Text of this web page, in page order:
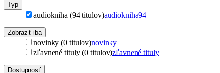
Typ
audiokniha (94 titulov)audiokniha94
Zobraziť iba
novinky (0 titulov)novinky
zľavnené tituly (0 titulov)zľavnené tituly
Dostupnosť